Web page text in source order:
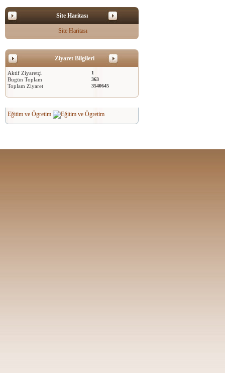
Site Haritası
Site Haritası
Ziyaret Bilgileri
Aktif Ziyaretçi 1
Bugün Toplam 363
Toplam Ziyaret 3540645
Eğitim ve Ögretim